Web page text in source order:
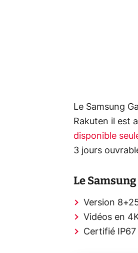
Le Samsung
Rakuten il est
disponible
3 jours
Le
Version
Vidéos en
Certifié IP67